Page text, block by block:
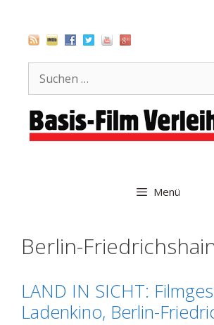
springen
nach:
Menü
Berlin-
LAND IN SICHT:
Ladenkino, Berlin-